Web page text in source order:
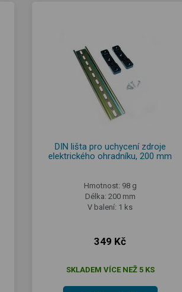
DIN lišta pro uchycení zdroje
elektrického ohradníku, 200 mm
Hmotnost: 98 g
Délka: 200 mm
V balení: 1 ks
349 Kč
SKLADEM VÍCE NEŽ 5 KS